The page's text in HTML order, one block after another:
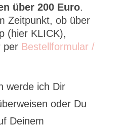
über 200 Euro.
Zeitpunkt, ob über
(hier KLICK),
per Bestellformular /
werde ich Dir
oder Du
Deinem